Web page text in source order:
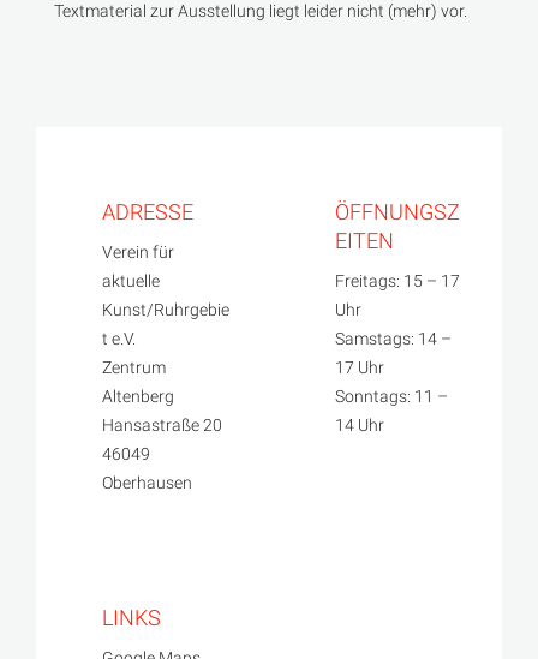
Textmaterial zur Ausstellung liegt leider nicht (mehr) vor.
ADRESSE
Verein für
aktuelle
Kunst/Ruhrgebie
t e.V.
Zentrum
Altenberg
Hansastraße 20
46049
Oberhausen
ÖFFNUNGSZ
EITEN
Freitags: 15 – 17
Uhr
Samstags: 14 –
17 Uhr
Sonntags: 11 –
14 Uhr
LINKS